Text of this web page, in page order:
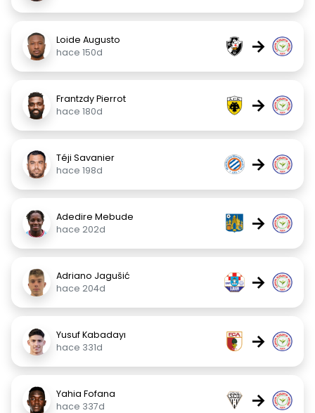
Loide Augusto
hace 150d
→
Frantzdy Pierrot
hace 180d
→
Téji Savanier
hace 198d
→
Adedire Mebude
hace 202d
→
Adriano Jagušić
hace 204d
→
Yusuf Kabadayı
hace 331d
→
Yahia Fofana
hace 337d
→